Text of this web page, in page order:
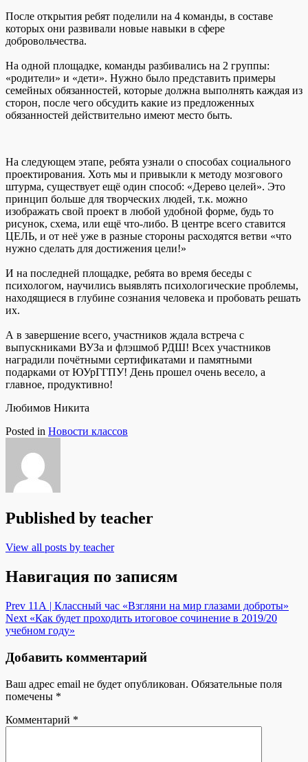
После открытия ребят поделили на 4 команды, в составе
которых они развивали новые навыки в сфере
добровольчества.
На одной площадке, команды разбивались на 2 группы:
«родители» и «дети». Нужно было представить примеры
семейных обязанностей, которые должна выполнять каждая из
сторон, после чего обсудить какие из предложенных
обязанностей действительно имеют место быть.
На следующем этапе, ребята узнали о способах социального
проектирования. Хоть мы и привыкли к методу мозгового
штурма, существует ещё один способ: «Дерево целей». Это
принцип больше для творческих людей, т.к. можно
изображать свой проект в любой удобной форме, будь то
рисунок, схема, или ещё что-либо. В центре всего ставится
ЦЕЛЬ, и от неё уже в разные стороны расходятся ветви «что
нужно сделать для достижения цели!»
И на последней площадке, ребята во время беседы с
психологом, научились выявлять психологические проблемы,
находящиеся в глубине сознания человека и пробовать решать
их.
А в завершение всего, участников ждала встреча с
выпускниками ВУЗа и флэшмоб РДШ! Всех участников
наградили почётными сертификатами и памятными
подарками от ЮУрГГПУ! День прошел очень весело, а
главное, продуктивно!
Любимов Никита
Posted in Новости классов
Published by teacher
View all posts by teacher
Навигация по записям
Prev 11А | Классный час «Взгляни на мир глазами доброты»
Next «Как будет проходить итоговое сочинение в 2019/20
учебном году»
Добавить комментарий
Ваш адрес email не будет опубликован. Обязательные поля
помечены *
Комментарий *